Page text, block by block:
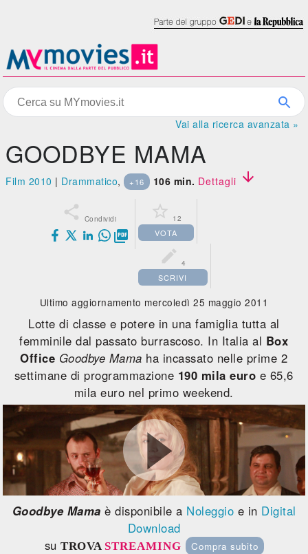
Vai alla ricerca avanzata »
GOODBYE MAMA
Film 2010 | Drammatico, +16 106 min. Dettagli 
 Condividi

 12
VOTA
 4
SCRIVI
Ultimo aggiornamento mercoledì 25 maggio 2011
Lotte di classe e potere in una famiglia tutta al
femminile dal passato burrascoso. In Italia al Box
Office Goodbye Mama ha incassato nelle prime 2
settimane di programmazione 190 mila euro e 65,6
mila euro nel primo weekend.
Goodbye Mama è disponibile a Noleggio e in Digital
Download
su TROVA STREAMING Compra subito